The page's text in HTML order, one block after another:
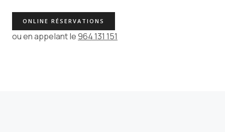
ONLINE RÉSERVATIONS
ou en appelant le964 131 151